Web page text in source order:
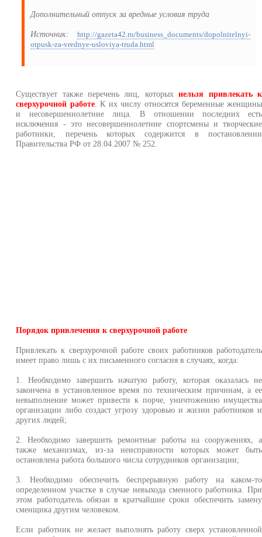
Дополнительный отпуск за вредные условия труда
Источник:http://gazeta42.ru/business_documents/dopolnitelnyi-
otpusk-za-vrednye-usloviya-truda.html
Существует также перечень лиц, которыхнельзя привлекать к
сверхурочной работе. К их числу относятся беременные женщины
и несовершеннолетние лица. В отношении последних есть
исключения - это несовершеннолетние спортсмены и творческие
работники, перечень которых содержится в постановлении
Правительства РФ от 28.04.2007 № 252.
Порядок привлечения к сверхурочной работе
Привлекать к сверхурочной работе своих работников работодатель
имеет право лишь с их письменного согласия в случаях, когда:
1. Необходимо завершить начатую работу, которая оказалась не
закончена в установленное время по техническим причинам, а ее
невыполнение может привести к порче, уничтожению имущества
организации либо создаст угрозу здоровью и жизни работников и
других людей;
2. Необходимо завершить ремонтные работы на сооружениях, а
также механизмах, из-за неисправности которых может быть
остановлена работа большого числа сотрудников организации;
3. Необходимо обеспечить беспрерывную работу на каком-то
определенном участке в случае невыхода сменного работника. При
этом работодатель обязан в кратчайшие сроки обеспечить замену
сменщика другим человеком.
Если работник не желает выполнять работу сверх установленной